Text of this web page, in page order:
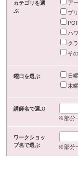
カテゴリを選
ぶ
ア
プ
ハ
ク
そ
曜日を選ぶ 日
木
講師名で選ぶ
※部分
ワークショッ
プ名で選ぶ
※部分